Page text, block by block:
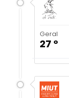
Geral
27 º